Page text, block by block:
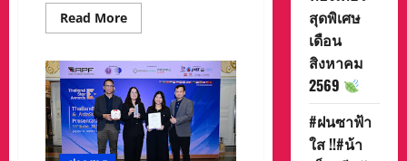
Read MoreRead
more
ครอบครัว
ข่าว
ส.ทร.FM106MHz.
จับ
มือ
สมาคม
การ
ค้า
สุดพิเศษ
เดือน
สิงหาคม
2569
#ฝนซาฟ้า
ใส !!#น้า